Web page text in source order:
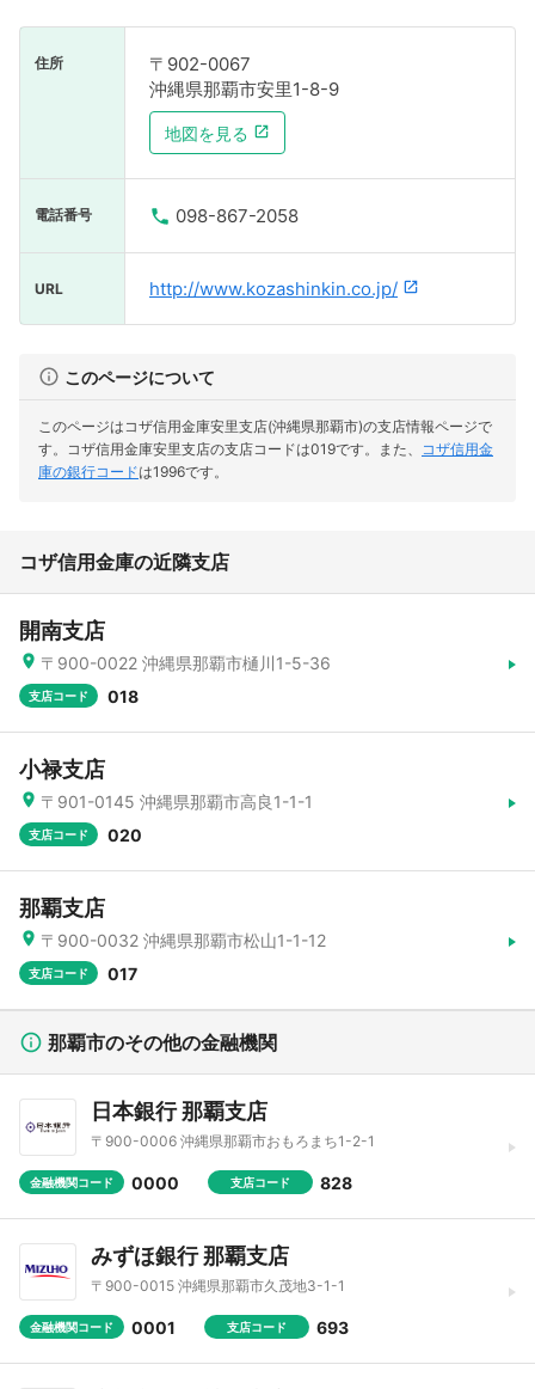
住所
〒902-0067
沖縄県那覇市安里1-8-9
地図を見る
電話番号 098-867-2058
URL http://www.kozashinkin.co.jp/
このページについて
このページはコザ信用金庫安里支店(沖縄県那覇市)の支店情報ページで
す。 コザ信用金庫安里支店の支店コードは019です。 また、 コザ信用金
庫の銀行コードは1996です。
コザ信用金庫の近隣支店
開南支店
〒900-0022 沖縄県那覇市樋川1-5-36
支店コード 018
小禄支店
〒901-0145 沖縄県那覇市高良1-1-1
支店コード 020
那覇支店
〒900-0032 沖縄県那覇市松山1-1-12
支店コード 017
那覇市のその他の金融機関
日本銀行 那覇支店
〒900-0006 沖縄県那覇市おもろまち1-2-1
金融機関コード 0000 支店コード 828
みずほ銀行 那覇支店
〒900-0015 沖縄県那覇市久茂地3-1-1
金融機関コード 0001 支店コード 693